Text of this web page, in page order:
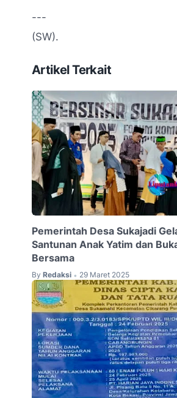
---
(SW).
Artikel Terkait
Pemerintah Desa Sukajadi
Santunan Anak Yatim dan
Bersama
By Redaksi • 29 Maret 2025